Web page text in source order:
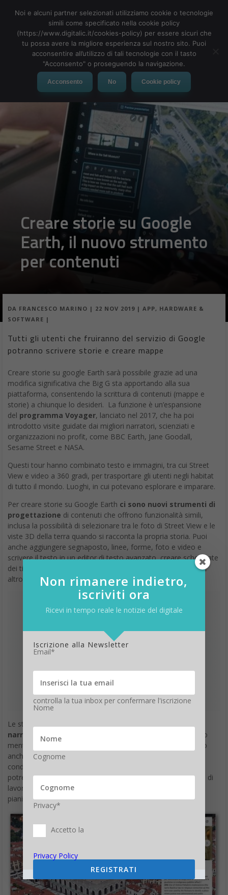
MENU
Creare storie su Google
Earth, il nuovo strumento
per contenuti
DA FRANCESCO MARINO | 22 NOV 2019 | APP, HARDWARE &
SOFTWARE |
Tutti gli utenti che fruiranno del servizio di Google
potranno scrivere storie e creare mappe
Creare storie su google Earth sarà possibile grazie ad una
modifica significativa che Big G sta apportando alla sua
piattaforma, consentendo la scrittura di contenuti (mappe e
storie) a chiunque lo desideri. La funzione è un’espansione
del programma Voyager, lanciato nel 2017, che ha poi
introdotto visite guidate dai migliori narratori, scienziati e
organizzazioni no profit, come BBC Earth, Jane Goodall,
Sesame Street e NASA.
Questi tour hanno combinato testo e immagini, tra cui Street
View e video a 360 gradi, per trasportare gli utenti negli habitat
di tutto il mondo. Luoghi, in cui potevano esplorare e imparare.
Per creare storie su Google Earth ci sono nuovi strumenti di
progettazione di contenuti che offrono funzionalità simili,
inclusa la possibilità di selezionare tra le foto di Street View e le
viste 3D della terra quando si racconta la propria storia. Puoi
anche aggiungere segnaposto, linee, forme, foto e video e
scrivere il testo in un editor di testo avanzato, creare schermate
dei titoli per diapositive per presentazioni a schermo intero e
altro ancora.
Le storie risultanti
narrazioniche trasporteranno gli utenti da un posto all’altro
mentre guardano la presentazione. Gli strumenti supportano
anche la collaborazione e le storie finali possono essere
condivise con altri tramite l’integrazione di Google Drive. Ciò
potrebbe consentire ad un gruppo di educatori, ad esempio, di
lavorare insieme per costruire tour che completassero i loro
piani di lezione.
Non rimanere indietro,
iscriviti ora
Ricevi in tempo reale le notizie del digitale
Iscrizione alla Newsletter
Email*
controlla la tua inbox per confermare l'iscrizione
Nome
Cognome
Privacy*
Accetto la
Privacy Policy
REGISTRATI
Noi e alcuni partner selezionati utilizziamo cookie o tecnologie
simili come specificato nella cookie policy
(https://www.digitalic.it/cookies-policy) per essere sicuri che
tu possa avere la migliore esperienza sul nostro sito. Puoi
acconsentire all’utilizzo di tali tecnologie con il tasto
"Acconsento" o proseguendo la navigazione.
Acconsento No Cookie policy